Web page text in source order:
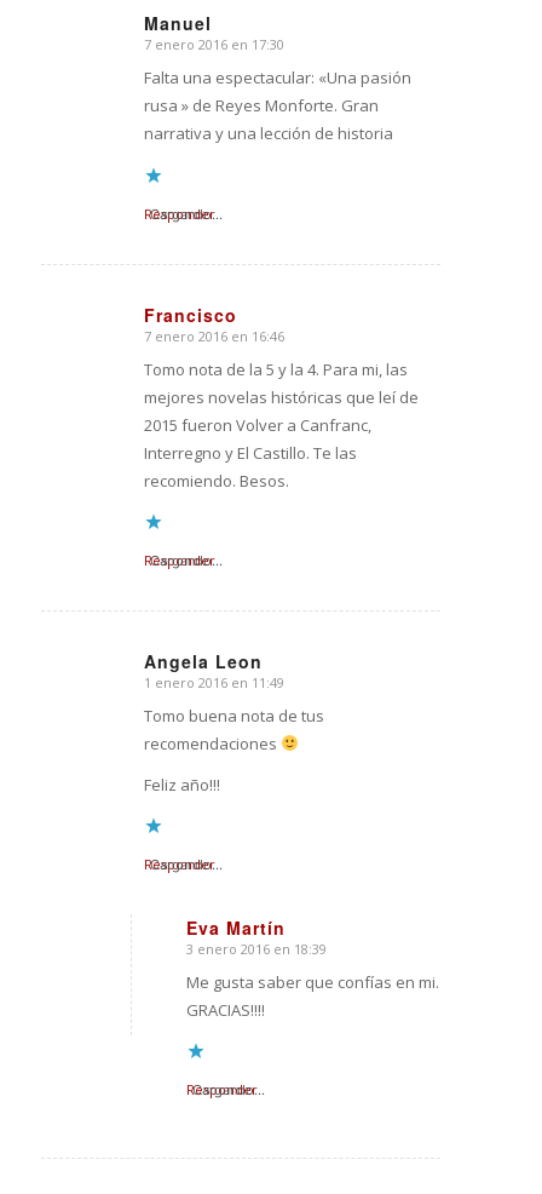
Manuel
Dice:
7 enero 2016 en 17:30
Falta una espectacular: «Una pasión
rusa » de Reyes Monforte. Gran
narrativa y una lección de historia
Cargando...
Responder
Francisco
Dice:
7 enero 2016 en 16:46
Tomo nota de la 5 y la 4. Para mi, las
mejores novelas históricas que leí de
2015 fueron Volver a Canfranc,
Interregno y El Castillo. Te las
recomiendo. Besos.
Cargando...
Responder
Angela Leon
Dice:
1 enero 2016 en 11:49
Tomo buena nota de tus
recomendaciones
Feliz año!!!
Cargando...
Responder
Eva Martín
Dice:
3 enero 2016 en 18:39
Me gusta saber que confías en mi.
GRACIAS!!!!
Cargando...
Responder